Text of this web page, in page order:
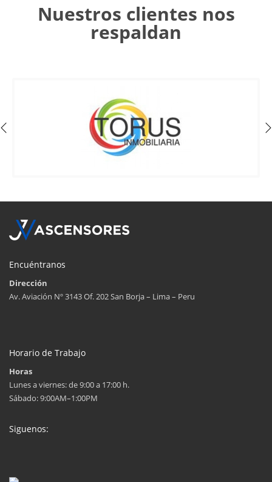
Nuestros clientes nos
respaldan
Encuéntranos
Dirección
Av. Aviación Nº 3143 Of. 202 San Borja – Lima – Peru
Horario de Trabajo
Horas
Lunes a viernes: de 9:00 a 17:00 h.
Sábado: 9:00AM–1:00PM
Siguenos: